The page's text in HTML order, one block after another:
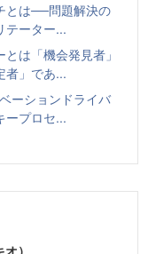
とは──問題解決の
テーター...
は「機会発見者」
者」であ...
ーションドライバ
ープロセ...